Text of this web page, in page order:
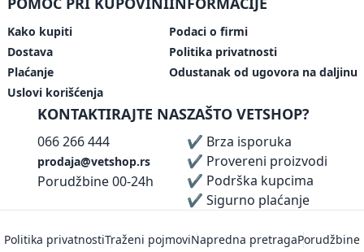
Kako kupiti
Dostava
Plaćanje
Uslovi korišćenja
Podaci o firmi
Politika privatnosti
Odustanak od ugovora na daljinu
KONTAKTIRAJTE NAS
066 266 444
prodaja@vetshop.rs
Porudžbine 00-24h
ZAŠTO VETSHOP?
✔ Brza isporuka
✔ Provereni proizvodi
✔ Podrška kupcima
✔ Sigurno plaćanje
Politika privatnostiTraženi pojmoviNapredna pretragaPorudžbine